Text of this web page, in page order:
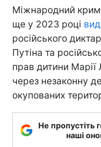
Міжнародний
ще у 2023 році
російського
Путіна та
прав дитини
через незаконну
окупованих
Не пропустіть
наші